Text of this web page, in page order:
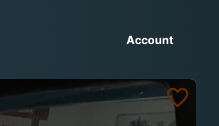
Account